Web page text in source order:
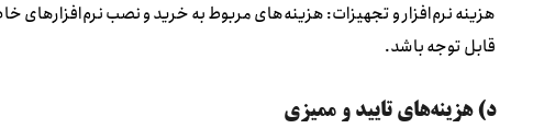
هزینه نرم‌افزار و تجهیزات: هزینه‌های مربوط به خرید و نصب نرم‌افزارهای
قابل توجه باشد.
د) هزینه‌های تایید و ممیزی